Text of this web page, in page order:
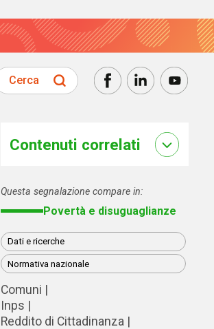
Cerca
Contenuti correlati
Questa segnalazione compare in:
Povertà e disuguaglianze
Dati e ricerche
Normativa nazionale
Comuni
Inps
Reddito di Cittadinanza